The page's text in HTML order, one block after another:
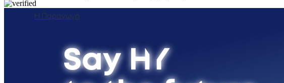
Η Παραγωγή